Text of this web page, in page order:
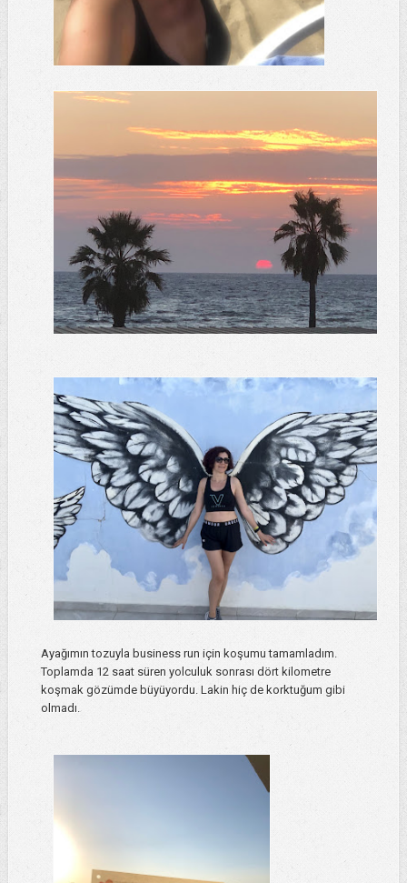
Ayağımın tozuyla business run için koşumu tamamladım.
Toplamda 12 saat süren yolculuk sonrası dört kilometre
koşmak gözümde büyüyordu. Lakin hiç de korktuğum gibi
olmadı.